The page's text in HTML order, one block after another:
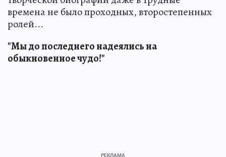
времена не было проходных, второстепенных
ролей...
"Мы до последнего надеялись на
обыкновенное чудо!"